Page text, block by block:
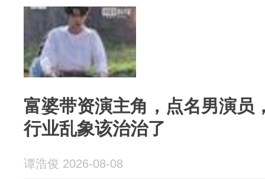
富婆带资演主角，点名男演员
行业乱象该治治了
谭浩俊 2026-08-08